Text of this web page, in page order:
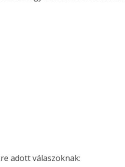
re adott válaszoknak: